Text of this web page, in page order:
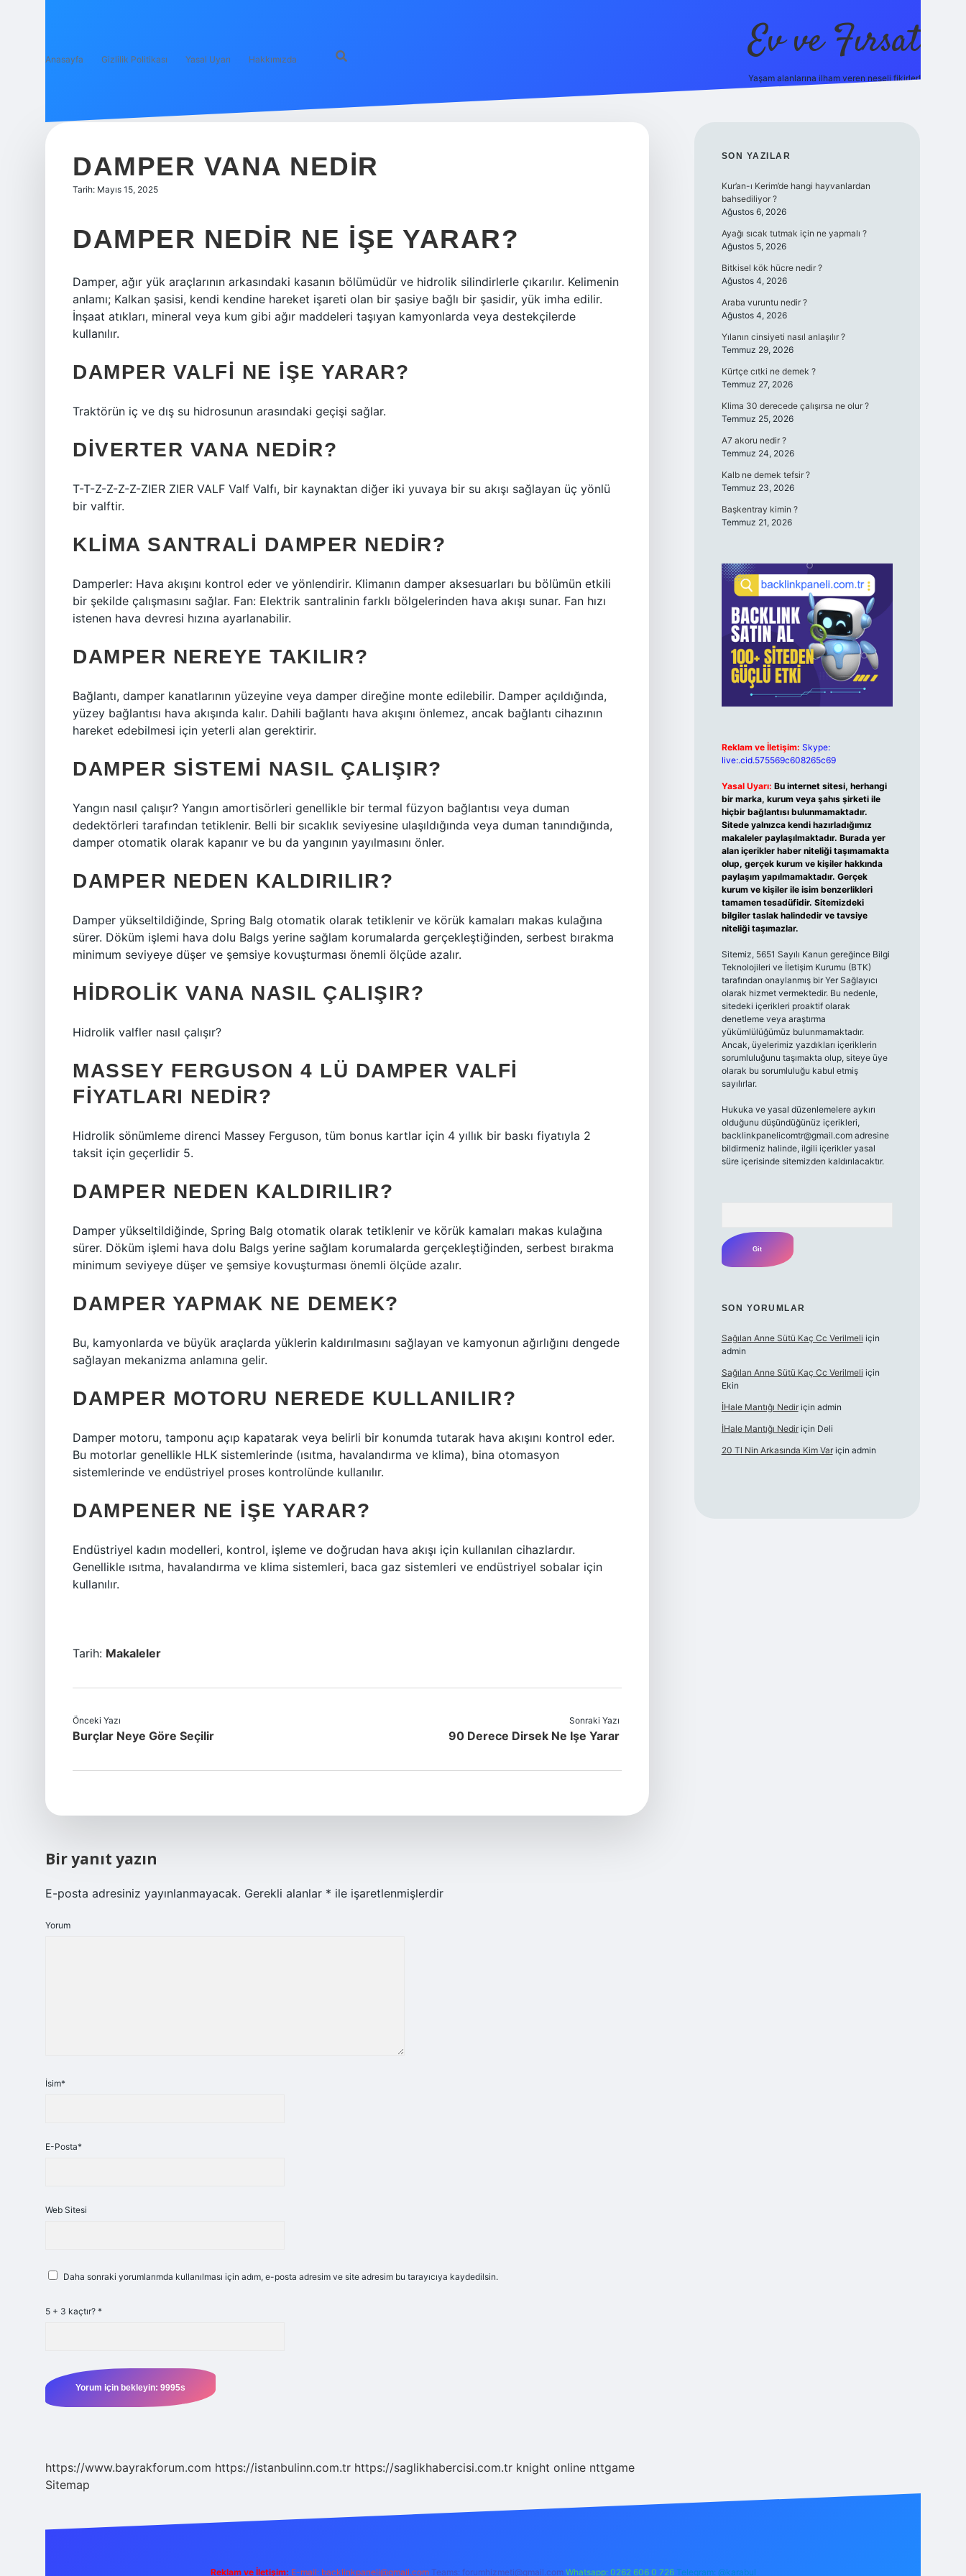
Anasayfa Gizlilik Politikası Yasal Uyarı Hakkımızda Ev ve Fırsat
Yaşam alanlarına ilham veren neşeli fikirler!
DAMPER VANA NEDIR
Tarih: Mayıs 15, 2025
DAMPER NEDIR NE IŞE YARAR?
Damper, ağır yük araçlarının arkasındaki kasanın bölümüdür ve hidrolik silindirlerle çıkarılır. Kelimenin
anlamı; Kalkan şasisi, kendi kendine hareket işareti olan bir şasiye bağlı bir şasidir, yük imha edilir.
İnşaat atıkları, mineral veya kum gibi ağır maddeleri taşıyan kamyonlarda veya destekçilerde
kullanılır.
DAMPER VALFI NE IŞE YARAR?
Traktörün iç ve dış su hidrosunun arasındaki geçişi sağlar.
DIVERTER VANA NEDIR?
T-T-Z-Z-Z-Z-ZIER ZIER VALF Valf Valfı, bir kaynaktan diğer iki yuvaya bir su akışı sağlayan üç yönlü
bir valftir.
KLIMA SANTRALI DAMPER NEDIR?
Damperler: Hava akışını kontrol eder ve yönlendirir. Klimanın damper aksesuarları bu bölümün etkili
bir şekilde çalışmasını sağlar. Fan: Elektrik santralinin farklı bölgelerinden hava akışı sunar. Fan hızı
istenen hava devresi hızına ayarlanabilir.
DAMPER NEREYE TAKILIR?
Bağlantı, damper kanatlarının yüzeyine veya damper direğine monte edilebilir. Damper açıldığında,
yüzey bağlantısı hava akışında kalır. Dahili bağlantı hava akışını önlemez, ancak bağlantı cihazının
hareket edebilmesi için yeterli alan gerektirir.
DAMPER SISTEMI NASIL ÇALIŞIR?
Yangın nasıl çalışır? Yangın amortisörleri genellikle bir termal füzyon bağlantısı veya duman
dedektörleri tarafından tetiklenir. Belli bir sıcaklık seviyesine ulaşıldığında veya duman tanındığında,
damper otomatik olarak kapanır ve bu da yangının yayılmasını önler.
DAMPER NEDEN KALDIRILIR?
Damper yükseltildiğinde, Spring Balg otomatik olarak tetiklenir ve körük kamaları makas kulağına
sürer. Döküm işlemi hava dolu Balgs yerine sağlam korumalarda gerçekleştiğinden, serbest bırakma
minimum seviyeye düşer ve şemsiye kovuşturması önemli ölçüde azalır.
HIDROLIK VANA NASIL ÇALIŞIR?
Hidrolik valfler nasıl çalışır?
MASSEY FERGUSON 4 LÜ DAMPER VALFI
FIYATLARI NEDIR?
Hidrolik sönümleme direnci Massey Ferguson, tüm bonus kartlar için 4 yıllık bir baskı fiyatıyla 2
taksit için geçerlidir 5.
DAMPER NEDEN KALDIRILIR?
Damper yükseltildiğinde, Spring Balg otomatik olarak tetiklenir ve körük kamaları makas kulağına
sürer. Döküm işlemi hava dolu Balgs yerine sağlam korumalarda gerçekleştiğinden, serbest bırakma
minimum seviyeye düşer ve şemsiye kovuşturması önemli ölçüde azalır.
DAMPER YAPMAK NE DEMEK?
Bu, kamyonlarda ve büyük araçlarda yüklerin kaldırılmasını sağlayan ve kamyonun ağırlığını dengede
sağlayan mekanizma anlamına gelir.
DAMPER MOTORU NEREDE KULLANILIR?
Damper motoru, tamponu açıp kapatarak veya belirli bir konumda tutarak hava akışını kontrol eder.
Bu motorlar genellikle HLK sistemlerinde (ısıtma, havalandırma ve klima), bina otomasyon
sistemlerinde ve endüstriyel proses kontrolünde kullanılır.
DAMPENER NE IŞE YARAR?
Endüstriyel kadın modelleri, kontrol, işleme ve doğrudan hava akışı için kullanılan cihazlardır.
Genellikle ısıtma, havalandırma ve klima sistemleri, baca gaz sistemleri ve endüstriyel sobalar için
kullanılır.
Tarih: Makaleler
Önceki Yazı
Burçlar Neye Göre Seçilir
Sonraki Yazı
90 Derece Dirsek Ne Işe Yarar
Bir yanıt yazın
E-posta adresiniz yayınlanmayacak. Gerekli alanlar * ile işaretlenmişlerdir
Yorum
İsim*
E-Posta*
Web Sitesi
Daha sonraki yorumlarımda kullanılması için adım, e-posta adresim ve site adresim bu tarayıcıya kaydedilsin.
5 + 3 kaçtır? *
https://www.bayrakforum.com https://istanbulinn.com.tr https://saglikhabercisi.com.tr knight online nttgame
Sitemap
SIDEBAR
SON YAZILAR
Kur’an-ı Kerim’de hangi hayvanlardan
bahsediliyor ?
Ağustos 6, 2026
Ayağı sıcak tutmak için ne yapmalı ?
Ağustos 5, 2026
Bitkisel kök hücre nedir ?
Ağustos 4, 2026
Araba vuruntu nedir ?
Ağustos 4, 2026
Yılanın cinsiyeti nasıl anlaşılır ?
Temmuz 29, 2026
Kürtçe cıtki ne demek ?
Temmuz 27, 2026
Klima 30 derecede çalışırsa ne olur ?
Temmuz 25, 2026
A7 akoru nedir ?
Temmuz 24, 2026
Kalb ne demek tefsir ?
Temmuz 23, 2026
Başkentray kimin ?
Temmuz 21, 2026
Reklam ve İletişim: Skype:
live:.cid.575569c608265c69
Yasal Uyarı: Bu internet sitesi, herhangi
bir marka, kurum veya şahıs şirketi ile
hiçbir bağlantısı bulunmamaktadır.
Sitede yalnızca kendi hazırladığımız
makaleler paylaşılmaktadır. Burada yer
alan içerikler haber niteliği taşımamakta
olup, gerçek kurum ve kişiler hakkında
paylaşım yapılmamaktadır. Gerçek
kurum ve kişiler ile isim benzerlikleri
tamamen tesadüfidir. Sitemizdeki
bilgiler taslak halindedir ve tavsiye
niteliği taşımazlar.
Sitemiz, 5651 Sayılı Kanun gereğince Bilgi
Teknolojileri ve İletişim Kurumu (BTK)
tarafından onaylanmış bir Yer Sağlayıcı
olarak hizmet vermektedir. Bu nedenle,
sitedeki içerikleri proaktif olarak
denetleme veya araştırma
yükümlülüğümüz bulunmamaktadır.
Ancak, üyelerimiz yazdıkları içeriklerin
sorumluluğunu taşımakta olup, siteye üye
olarak bu sorumluluğu kabul etmiş
sayılırlar.
Hukuka ve yasal düzenlemelere aykırı
olduğunu düşündüğünüz içerikleri,
backlinkpanelicomtr@gmail.comadresine
bildirmeniz halinde, ilgili içerikler yasal
süre içerisinde sitemizden kaldırılacaktır.
SON YORUMLAR
Sağılan Anne Sütü Kaç Cc Verilmeli için
admin
Sağılan Anne Sütü Kaç Cc Verilmeli için
Ekin
İHale Mantığı Nediriçin admin
İHale Mantığı Nediriçin Deli
20 Tl Nin Arkasında Kim Variçin admin
Reklam ve İletişim: E-mail: backlinkpaneli@gmail.com Teams: forumhizmeti@gmail.com Whatsapp: 0262 606 0 726 Telegram: @karabul